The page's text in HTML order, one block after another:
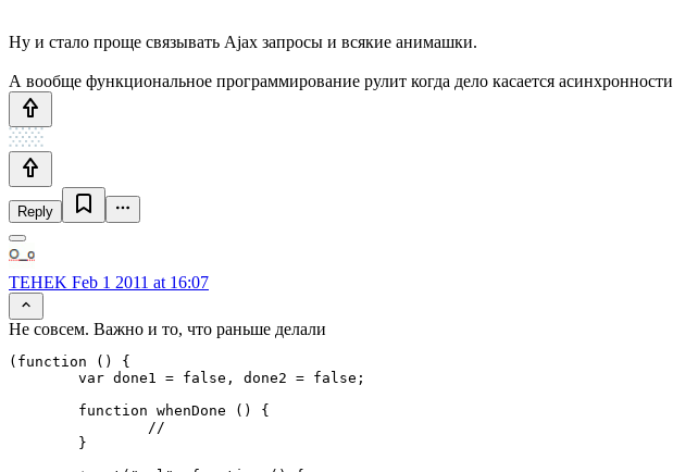
Ну и стало проще связывать Ajax запросы и всякие анимашки.
А вообще функциональное программирование рулит когда дело касается асинхронности
Reply
TEHEK Feb 1 2011 at 16:07
Не совсем. Важно и то, что раньше делали
(function () {